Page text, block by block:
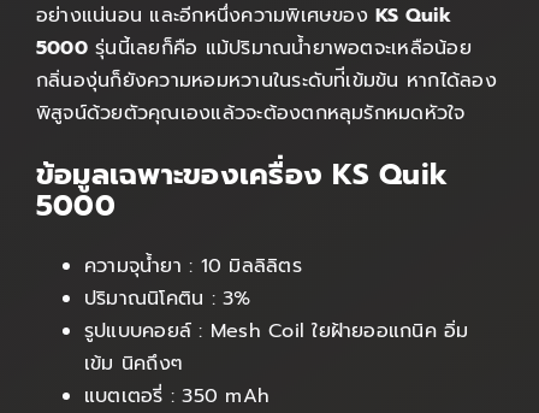
อย่างแน่นอน และอีกหนึ่งความพิเศษของKS Quik
5000รุ่นนี้เลยก็คือ แม้ปริมาณน้ำยาพอตจะเหลือน้อย
กลิ่นองุ่นก็ยังความหอมหวานในระดับท่ีเข้มข้น หากได้ลอง
พิสูจน์ด้วยตัวคุณเองแล้วจะต้องตกหลุมรักหมดหัวใจ
ข้อมูลเฉพาะของเครื่อง KS Quik
5000
ความจุน้ำยา : 10 มิลลิลิตร
ปริมาณนิโคติน : 3%
รูปแบบคอยล์ : Mesh Coil ใยฝ้ายออแกนิค อิ่ม
เข้ม นิคถึงๆ
แบตเตอรี่ : 350 mAh